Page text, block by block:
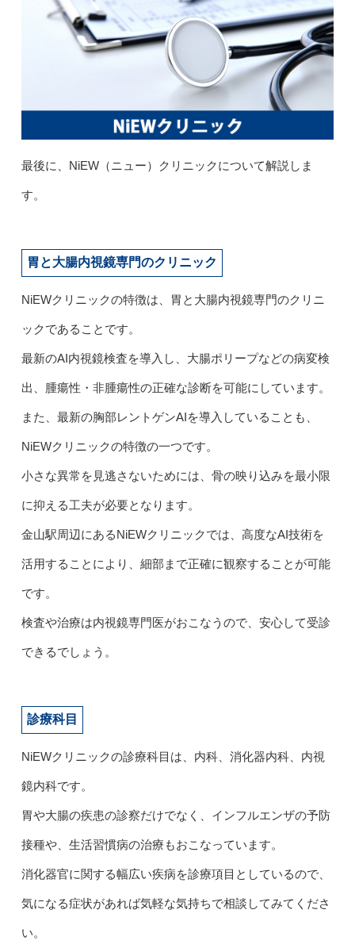
最後に、NiEW（ニュー）クリニックについて解説しま
す。
胃と大腸内視鏡専門のクリニック
NiEWクリニックの特徴は、胃と大腸内視鏡専門のクリニ
ックであることです。
最新のAI内視鏡検査を導入し、大腸ポリープなどの病変検
出、腫瘍性・非腫瘍性の正確な診断を可能にしています。
また、最新の胸部レントゲンAIを導入していることも、
NiEWクリニックの特徴の一つです。
小さな異常を見逃さないためには、骨の映り込みを最小限
に抑える工夫が必要となります。
金山駅周辺にあるNiEWクリニックでは、高度なAI技術を
活用することにより、細部まで正確に観察することが可能
です。
検査や治療は内視鏡専門医がおこなうので、安心して受診
できるでしょう。
診療科目
NiEWクリニックの診療科目は、内科、消化器内科、内視
鏡内科です。
胃や大腸の疾患の診察だけでなく、インフルエンザの予防
接種や、生活習慣病の治療もおこなっています。
消化器官に関する幅広い疾病を診療項目としているので、
気になる症状があれば気軽な気持ちで相談してみてくださ
い。